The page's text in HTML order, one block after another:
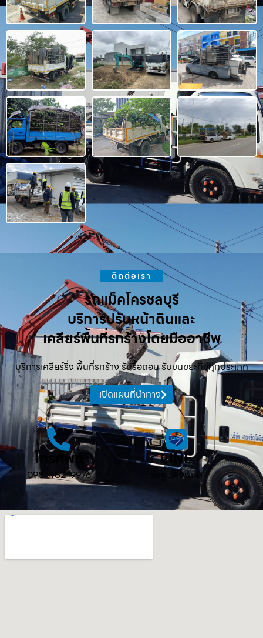
ติดต่อเรา
รถแม็คโครชลบุรี
บริการปรับหน้าดินและ
เคลียร์พื้นที่รกร้างโดยมืออาชีพ
บริการเคลียร์ริ่ง พื้นที่รกร้าง รับรื้อถอน รับขนขยะทิ้งทุกประเภท
เปิดแผนที่นำทาง
โทรศัพท์
098-482-9976
LINE
ส่งรูป ส่งพิกัด